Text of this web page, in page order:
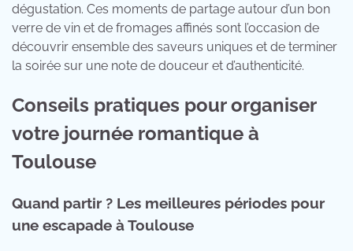
dégustation. Ces moments de partage autour d’un bon
verre de vin et de fromages affinés sont l’occasion de
découvrir ensemble des saveurs uniques et de terminer
la soirée sur une note de douceur et d’authenticité.
Conseils pratiques pour organiser
votre journée romantique à
Toulouse
Quand partir ? Les meilleures périodes pour
une escapade à Toulouse